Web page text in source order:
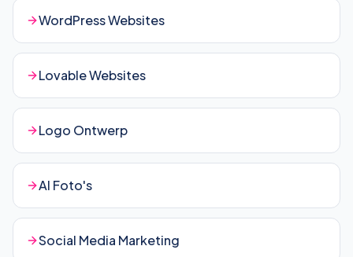
WordPress Websites
Lovable Websites
Logo Ontwerp
AI Foto's
Social Media Marketing